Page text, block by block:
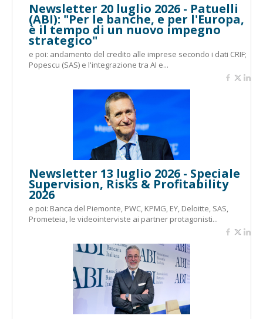
Newsletter 20 luglio 2026 - Patuelli
(ABI): "Per le banche, e per l'Europa,
è il tempo di un nuovo impegno
strategico"
e poi: andamento del credito alle imprese secondo i dati CRIF;
Popescu (SAS) e l'integrazione tra AI e...
Newsletter 13 luglio 2026 - Speciale
Supervision, Risks & Profitability
2026
e poi: Banca del Piemonte, PWC, KPMG, EY, Deloitte, SAS,
Prometeia, le videointerviste ai partner protagonisti...